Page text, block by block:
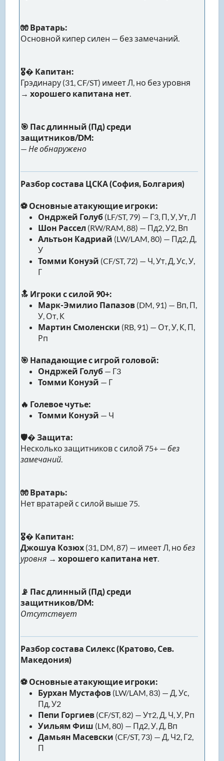
🧤 Вратарь:
Основной кипер силен — без замечаний.
🎖� Капитан:
Грэдинару (31, CF/ST) имеет Л, но без уровня
→хорошего капитана нет.
🎯 Пас длинный (Пд) среди
защитников/DM:
— Не обнаружено
Разбор состава ЦСКА (София, Болгария)
⚽ Основные атакующие игроки:
Ондржей Голуб (LF/ST, 79) — Г3, П, У, Ут, Л
Шон Рассел (RW/RAM, 88) — Пд2, У2, Вп
Альтьон Кадриай (LW/LAM, 80) — Пд2, Д,
У
Томми Конуэй (CF/ST, 72) — Ч, Ут, Д, Ус, У,
Г
🔝 Игроки с силой 90+:
Марк-Эмилио Папазов (DM, 91) — Вп, П,
У, От, К
Мартин Смоленски (RB, 91) — От, У, К, П,
Рп
🎯 Нападающие с игрой головой:
Ондржей Голуб — Г3
Томми Конуэй — Г
🔥 Голевое чутье:
Томми Конуэй — Ч
🛡� Защита:
Несколько защитников с силой 75+ —без
замечаний.
🧤 Вратарь:
Нет вратарей с силой выше 75.
🎖� Капитан:
Джошуа Козюх (31, DM, 87) — имеет Л, нобез
уровня →хорошего капитана нет.
📡 Пас длинный (Пд) среди
защитников/DM:
Отсутствует
Разбор состава Силекс (Кратово, Сев.
Македония)
⚽ Основные атакующие игроки:
Бурхан Мустафов (LW/LAM, 83) — Д, Ус,
Пд, У2
Пепи Горгиев (CF/ST, 82) — Ут2, Д, Ч, У, Рп
Уильям Фиш (LM, 80) — Пд2, У, Д, Вп
Дамьян Масевски (CF/ST, 73) — Д, Ч2, Г2,
П